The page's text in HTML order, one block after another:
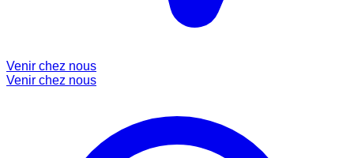
Venir chez nous
Venir chez nous